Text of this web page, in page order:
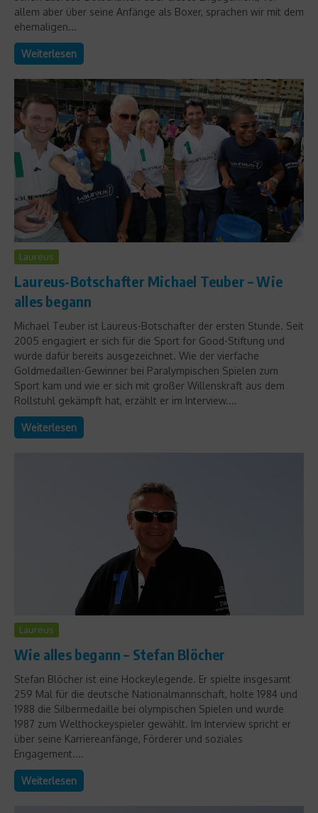
allem aber über seine Anfänge als Boxer, sprachen wir mit dem
ehemaligen...
Weiterlesen
Laureus
Laureus-Botschafter Michael Teuber – Wie
alles begann
Michael Teuber ist Laureus-Botschafter der ersten Stunde. Seit
2005 engagiert er sich für die Sport for Good-Stiftung und
wurde dafür bereits ausgezeichnet. Wie der vierfache
Goldmedaillen-Gewinner bei Paralympischen Spielen zum
Sport kam und wie er sich mit großer Willenskraft aus dem
Rollstuhl gekämpft hat, erzählt er im Interview....
Weiterlesen
Laureus
Wie alles begann – Stefan Blöcher
Stefan Blöcher ist eine Hockeylegende. Er spielte insgesamt
259 Mal für die deutsche Nationalmannschaft, holte 1984 und
1988 die Silbermedaille bei olympischen Spielen und wurde
1987 zum Welthockeyspieler gewählt. Im Interview spricht er
über seine Karriereanfänge, Förderer und soziales
Engagement....
Weiterlesen